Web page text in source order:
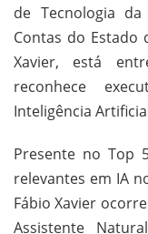
de Tecnologia
Contas do Estado
Xavier, está
reconhece
Inteligência
Presente no Top
relevantes em IA
Fábio Xavier
Assistente